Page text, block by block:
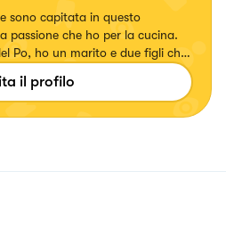
sono capitata in questo
passione che ho per la cucina.
Po, ho un marito e due figli che
e che apprezzano quello che
inaspettata nuova
il profilo